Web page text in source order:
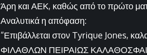
Άρη και ΑΕΚ, καθώς από το πρώτο
Αναλυτικά η απόφαση:
“Επιβάλλεται στον Tyrique Jones,
ΦΙΛΑΘΛΩΝ ΠΕΙΡΑΙΩΣ